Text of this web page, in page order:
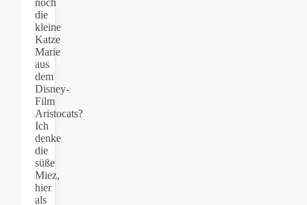
die
kleine
Katze
Marie
aus
dem
Disney-
Film
Aristocats?
Ich
denke
die
süße
Miez,
hier
als